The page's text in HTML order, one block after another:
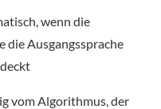
wenn die
die Ausgangssprache
vom Algorithmus, der